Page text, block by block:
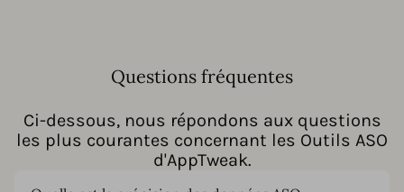
Questions fréquentes
Ci-dessous, nous répondons aux questions
les plus courantes concernant les Outils ASO
d'AppTweak.